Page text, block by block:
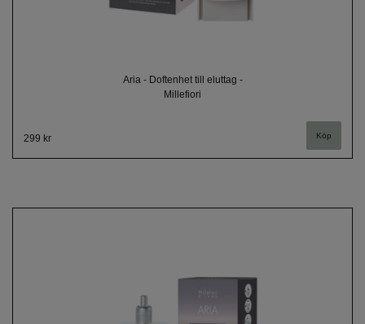
Aria - Doftenhet till eluttag -
Millefiori
299 kr